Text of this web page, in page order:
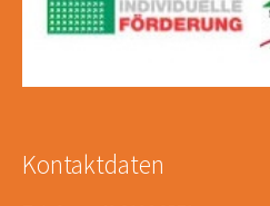
Kontaktdaten